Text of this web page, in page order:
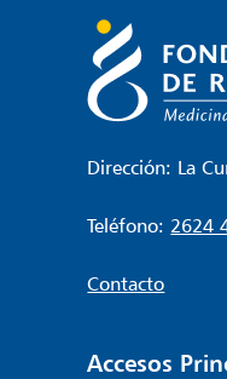
entradas
Dirección: La
Teléfono: 2624
Contacto
Accesos